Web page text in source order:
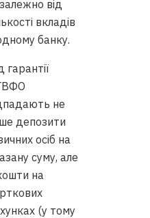
від
вкладів
банку.
гарантії
не
депозити
осіб на
суму, але
на
(у тому